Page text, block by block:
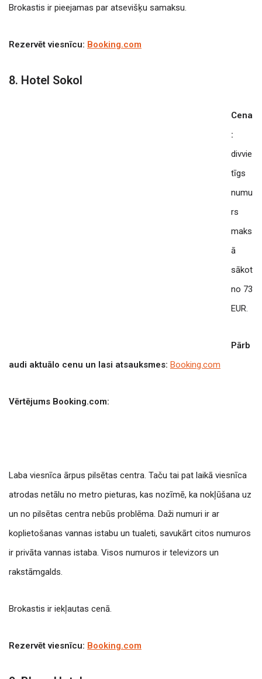
Brokastis ir pieejamas par atsevišķu samaksu.
Rezervēt viesnīcu: Booking.com
8. Hotel Sokol
Cena
:
divvie
tīgs
numu
rs
maks
ā
sākot
no 73
EUR.
Pārb
audi aktuālo cenu un lasi atsauksmes: Booking.com
Vērtējums Booking.com:
Laba viesnīca ārpus pilsētas centra. Taču tai pat laikā viesnīca
atrodas netālu no metro pieturas, kas nozīmē, ka nokļūšana uz
un no pilsētas centra nebūs problēma. Daži numuri ir ar
koplietošanas vannas istabu un tualeti, savukārt citos numuros
ir privāta vannas istaba. Visos numuros ir televizors un
rakstāmgalds.
Brokastis ir iekļautas cenā.
Rezervēt viesnīcu: Booking.com